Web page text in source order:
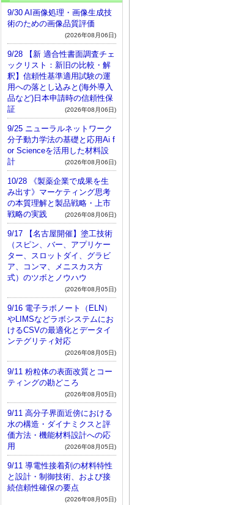
9/30 AI画像処理・画像生成技
術のための画像品質評価
(2026年08月06日)
9/28 【新 適合性書面調査チェ
ックリスト：新旧の比較・解
釈】信頼性基準適用試験の運
用への落とし込みと(海外導入
品など)日本申請時の信頼性保
証
(2026年08月06日)
9/25 ニューラルネットワーク
分子動力学法の基礎と応用Ai f
or Scienceを活用した材料設
計
(2026年08月06日)
10/28 《製薬企業で成果を生
み出す》マーケティング思考
の本質理解と製品戦略・上市
戦略の実践
(2026年08月06日)
9/17 【名古屋開催】塗工技術
（スピン、バー、アプリケー
ター、スロットダイ、グラビ
ア、コンマ、メニスカス方
式）のツボとノウハウ
(2026年08月05日)
9/16 電子ラボノート（ELN）
やLIMSなどラボシステムにお
けるCSVの最適化とデータイ
ンテグリティ対応
(2026年08月05日)
9/11 粉粒体の表面改質とコー
ティングの勘どころ
(2026年08月05日)
9/11 高分子界面近傍における
水の構造・ダイナミクスと評
価方法・機能材料設計への応
用
(2026年08月05日)
9/11 導電性接着剤の材料特性
と設計・制御技術、および接
続信頼性確保の要点
(2026年08月05日)